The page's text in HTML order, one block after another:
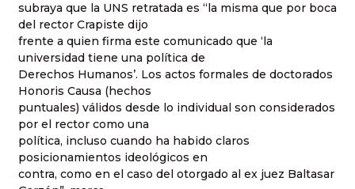
subraya que la UNS retratada es “la misma que por boca
del rector Crapiste dijo
frente a quien firma este comunicado que ‘la
universidad tiene una política de
Derechos Humanos’. Los actos formales de doctorados
Honoris Causa (hechos
puntuales) válidos desde lo individual son considerados
por el rector como una
política, incluso cuando ha habido claros
posicionamientos ideológicos en
contra, como en el caso del otorgado al ex juez Baltasar